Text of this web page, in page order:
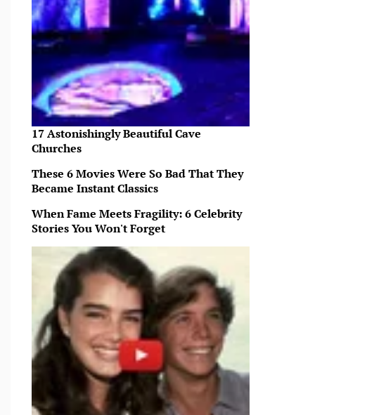
17 Astonishingly Beautiful Cave
Churches
These 6 Movies Were So Bad That They
Became Instant Classics
When Fame Meets Fragility: 6 Celebrity
Stories You Won't Forget